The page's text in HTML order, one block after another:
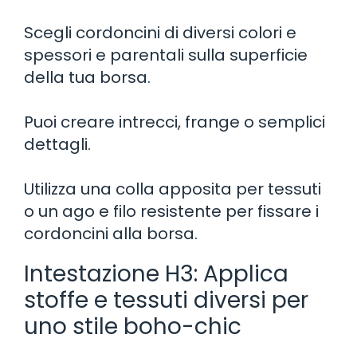
Scegli cordoncini di diversi colori e
spessori e parentali sulla superficie
della tua borsa.
Puoi creare intrecci, frange o semplici
dettagli.
Utilizza una colla apposita per tessuti
o un ago e filo resistente per fissare i
cordoncini alla borsa.
Intestazione H3: Applica
stoffe e tessuti diversi per
uno stile boho-chic